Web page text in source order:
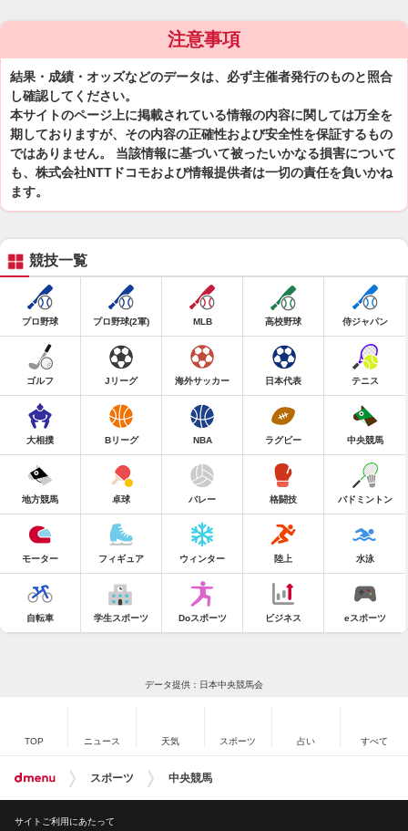
注意事項
結果・成績・オッズなどのデータは、必ず主催者発行のものと照合
し確認してください。
本サイトのページ上に掲載されている情報の内容に関しては万全を
期しておりますが、その内容の正確性および安全性を保証するもの
ではありません。 当該情報に基づいて被ったいかなる損害について
も、株式会社NTTドコモおよび情報提供者は一切の責任を負いかね
ます。
競技一覧
プロ野球 プロ野球(2軍) MLB 高校野球 侍ジャパン
ゴルフ Jリーグ 海外サッカー 日本代表 テニス
大相撲 Bリーグ NBA ラグビー 中央競馬
地方競馬 卓球 バレー 格闘技 バドミントン
モーター フィギュア ウィンター 陸上 水泳
自転車 学生スポーツ Doスポーツ ビジネス eスポーツ
データ提供：日本中央競馬会
TOP ニュース 天気 スポーツ 占い すべて
スポーツ 中央競馬
サイトご利用にあたって